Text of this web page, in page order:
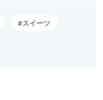
スイーツ